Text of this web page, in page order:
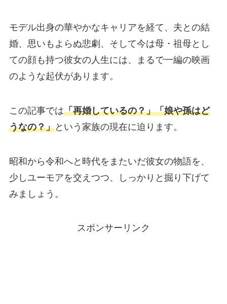
モデル出身の華やかなキャリアを経て、夫との結
婚、思いもよらぬ悲劇、そして今は母・祖母とし
ての顔も持つ彼女の人生には、まるで一編の映画
のような起伏があります。
この記事では「再婚しているの？」「娘や孫はど
うなの？」という家族の現在に迫ります。
昭和から令和へと時代をまたいだ彼女の物語を、
少しユーモアを交えつつ、しっかりと掘り下げて
みましょう。
スポンサーリンク